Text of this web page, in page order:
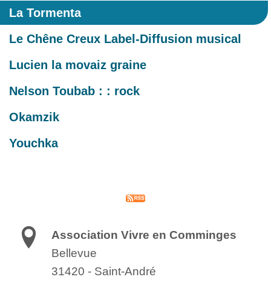
La Tormenta
Le Chêne Creux Label-Diffusion musical
Lucien la movaiz graine
Nelson Toubab : : rock
Okamzik
Youchka
Association Vivre en Comminges
Bellevue
31420 - Saint-André